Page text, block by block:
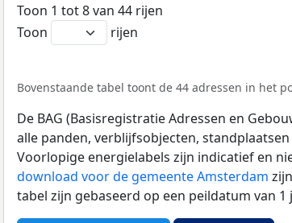
Toon 1 tot 8 van 44 rijen
Toon
rijen
Bovenstaande tabel toont de 44 adressen in het
De BAG (Basisregistratie Adressen en
alle panden, verblijfsobjecten,
Voorlopige energielabels zijn indicatief en
download voor de gemeente Amsterdam
tabel zijn gebaseerd op een peildatum van